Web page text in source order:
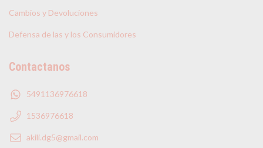
Cambios y Devoluciones
Defensa de las y los Consumidores
Contactanos
5491136976618
1536976618
akili.dg5@gmail.com